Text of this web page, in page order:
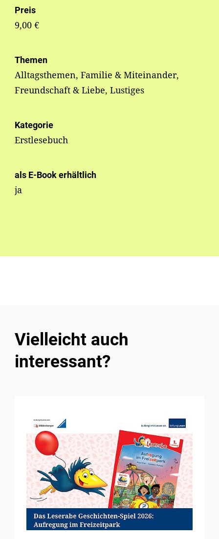
Preis
9,00 €
Themen
Alltagsthemen, Familie & Miteinander,
Freundschaft & Liebe, Lustiges
Kategorie
Erstlesebuch
als E-Book erhältlich
ja
Vielleicht auch
interessant?